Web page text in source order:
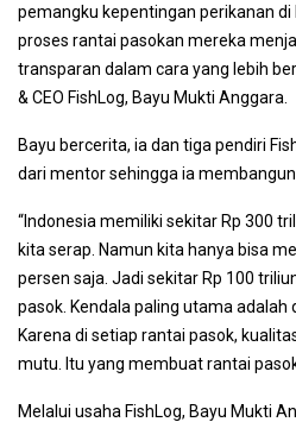
pemangku kepentingan perikanan
proses rantai pasokan mereka
transparan dalam cara yang lebih
& CEO FishLog, Bayu Mukti Anggara.
Bayu bercerita, ia dan tiga pendiri
dari mentor sehingga ia
“Indonesia memiliki sekitar Rp 300
kita serap. Namun kita hanya bisa
persen saja. Jadi sekitar Rp 100
pasok. Kendala paling utama adalah
Karena di setiap rantai pasok,
mutu. Itu yang membuat rantai
Melalui usaha FishLog, Bayu Mukti